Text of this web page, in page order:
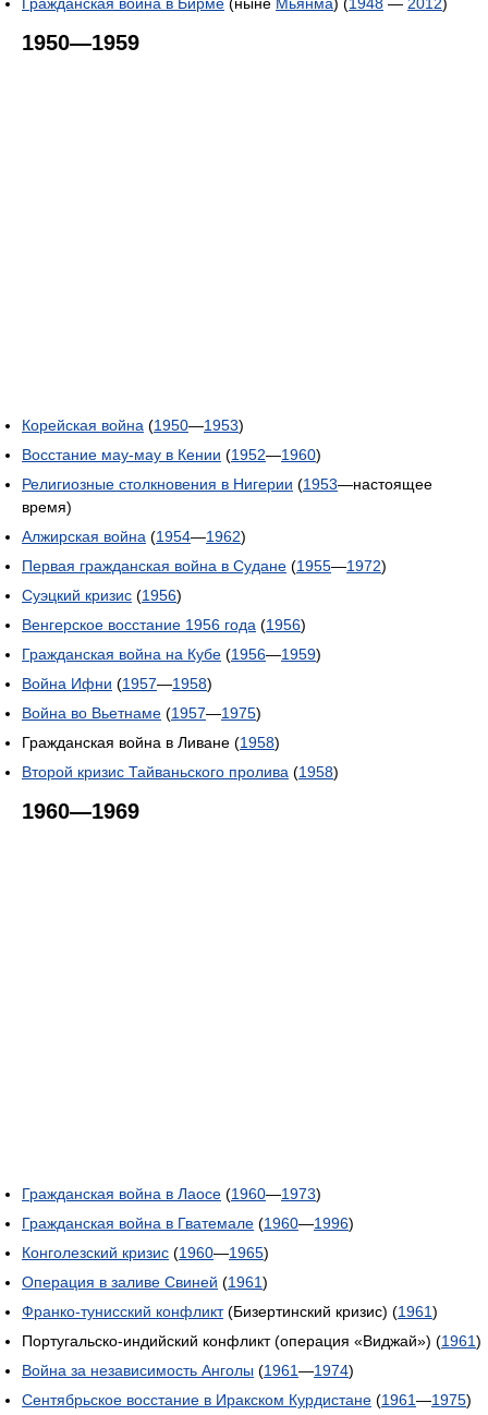
Гражданская война в Бирме (ныне Мьянма) (1948 — 2012)
1950—1959
Корейская война (1950—1953)
Восстание мау-мау в Кении (1952—1960)
Религиозные столкновения в Нигерии (1953—настоящее
время)
Алжирская война (1954—1962)
Первая гражданская война в Судане (1955—1972)
Суэцкий кризис (1956)
Венгерское восстание 1956 года (1956)
Гражданская война на Кубе (1956—1959)
Война Ифни (1957—1958)
Война во Вьетнаме (1957—1975)
Гражданская война в Ливане (1958)
Второй кризис Тайваньского пролива (1958)
1960—1969
Гражданская война в Лаосе (1960—1973)
Гражданская война в Гватемале (1960—1996)
Конголезский кризис (1960—1965)
Операция в заливе Свиней (1961)
Франко-тунисский конфликт(Бизертинский кризис) (1961)
Португальско-индийский конфликт (операция «Виджай») (1961)
Война за независимость Анголы (1961—1974)
Сентябрьское восстание в Иракском Курдистане (1961—1975)